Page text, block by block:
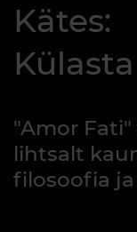
Kätes:
"Amor
lihtsalt
filosoofia